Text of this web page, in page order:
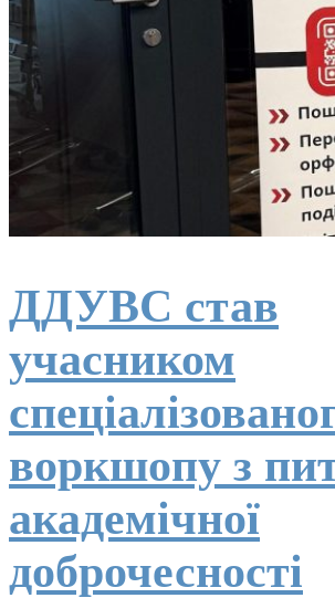
ДДУВС став
учасником
воркшопу з
академічної
доброчесності